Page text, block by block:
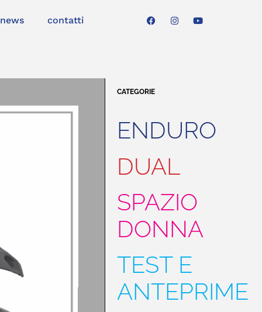
news contatti
CATEGORIE
ENDURO
DUAL
SPAZIO
DONNA
TEST E
ANTEPRIME